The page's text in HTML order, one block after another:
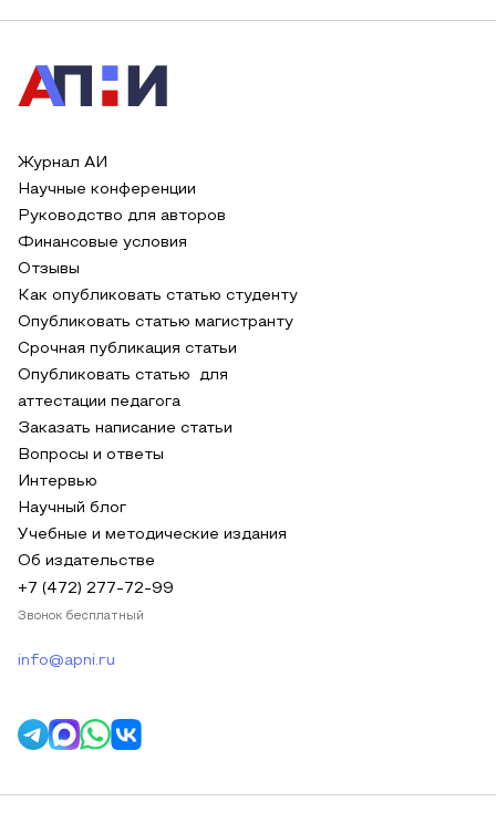
Журнал АИ
Научные конференции
Руководство для авторов
Финансовые условия
Отзывы
Как опубликовать статью студенту
Опубликовать статью магистранту
Срочная публикация статьи
Опубликовать статью для
аттестации педагога
Заказать написание статьи
Вопросы и ответы
Интервью
Научный блог
Учебные и методические издания
Об издательстве
+7 (472) 277-72-99
Звонок бесплатный
info@apni.ru